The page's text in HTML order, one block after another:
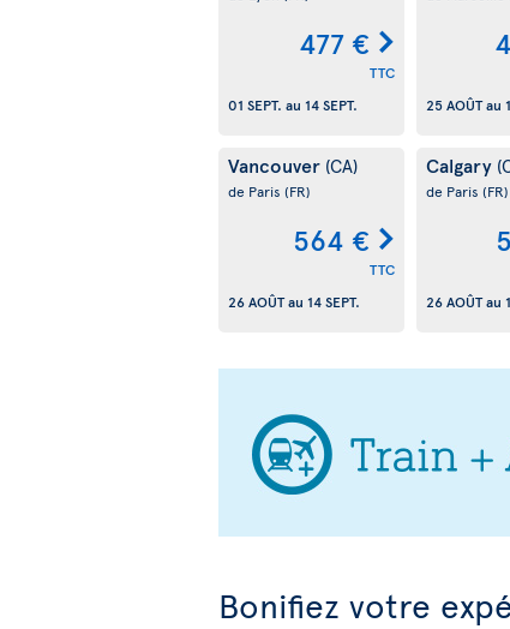
477 €
TTC
01 SEPT. au 14 SEPT.
25 AOÛTau
Vancouver (CA)
de Paris (FR)
564 €
TTC
26 AOÛTau 14 SEPT.
Calgary
de Paris (FR)
26 AOÛTau
Bonifiez votre